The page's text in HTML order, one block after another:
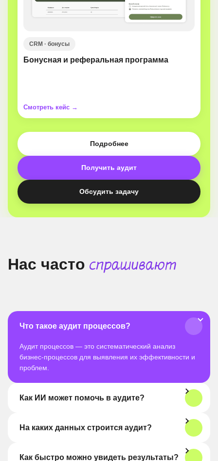
CRM · бонусы
Бонусная и реферальная программа
Смотреть кейс →
Подробнее
Получить аудит
Обсудить задачу
Нас часто спрашивают
Что такое аудит процессов?
Аудит процессов — это систематический анализ
бизнес-процессов для выявления их эффективности и
проблем.
Как ИИ может помочь в аудите?
На каких данных строится аудит?
Как быстро можно увидеть результаты?